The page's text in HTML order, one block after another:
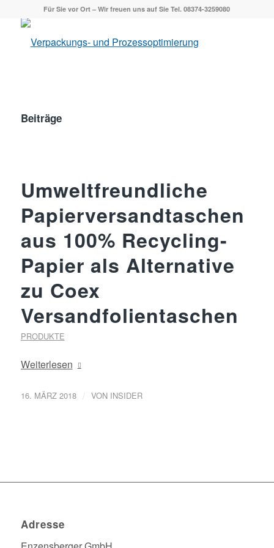
Für Sie vor Ort – Wir freuen uns auf Sie Tel. 08374-3259080
Beiträge
Umweltfreundliche
Papierversandtaschen
aus 100% Recycling-
Papier als Alternative
zu Coex
Versandfolientaschen
PRODUKTE
Weiterlesen
16. MÄRZ 2018 / VON INSIDER
Adresse